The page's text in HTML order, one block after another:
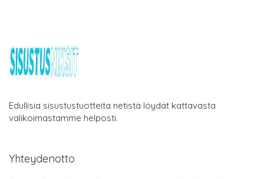
Edullisia sisustustuotteita netistä löydät kattavasta
valikoimastamme helposti.
Yhteydenotto